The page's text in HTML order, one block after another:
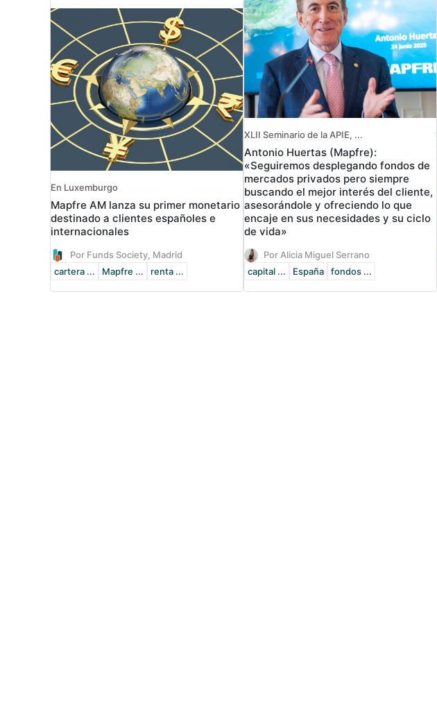
En Luxemburgo
Mapfre AM lanza su primer monetario
destinado a clientes españoles e
internacionales
Por Funds Society, Madrid
cartera ...
Mapfre ... renta ...
XLII Seminario de la APIE, ...
Antonio Huertas (Mapfre):
«Seguiremos desplegando fondos de
mercados privados pero siempre
buscando el mejor interés del cliente,
asesorándole y ofreciendo lo que
encaje en sus necesidades y su ciclo
de vida»
Por Alicia Miguel Serrano
capital ...
España fondos ...